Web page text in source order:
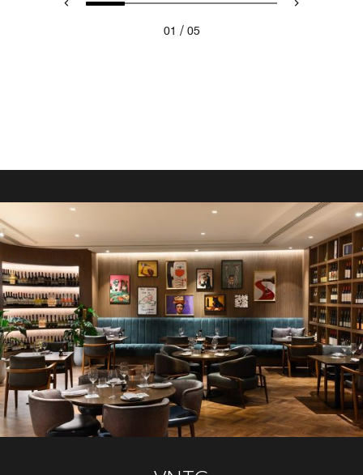
01 / 05
NEO TEMAKI
「Neo-Temaki」は、東京のストリートカルチャーを刺激
的な手巻き寿司バーとして再構築した空間です。大胆な味
わいと鮮烈なエネルギーで日本の手巻き寿司をリミックス
し、カウンターから直接、できたてを素早く、遊び心を添
えて提供いたします。これは型破りな寿司の形。できたて
をすぐその場でお召し上がりいただけます。
詳細を見る
VAULT
Temporarily Closed
詳細を見る
AUROM
詳細を見る